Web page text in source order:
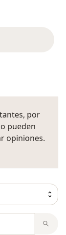
por
pueden
opiniones.